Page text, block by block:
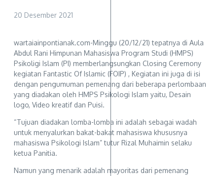
20 Desember 2021
wartaiainpontianak.com-Minggu (20/12/21) tepatnya di Aula
Abdul Rani Himpunan Mahasiswa Program Studi (HMPS)
Psikoligi Islam (PI) memberlangsungkan Closing Ceremony
kegiatan Fantastic Of Islamic (FOIP) , Kegiatan ini juga di isi
dengan pengumuman pemenang dari beberapa perlombaan
yang diadakan oleh HMPS Psikologi Islam yaitu, Desain
logo, Video kreatif dan Puisi.
“Tujuan diadakan lomba-lomba ini adalah sebagai wadah
untuk menyalurkan bakat-bakat mahasiswa khususnya
mahasiswa Psikologi Islam” tutur Rizal Muhaimin selaku
ketua Panitia.
Namun yang menarik adalah mayoritas dari pemenang